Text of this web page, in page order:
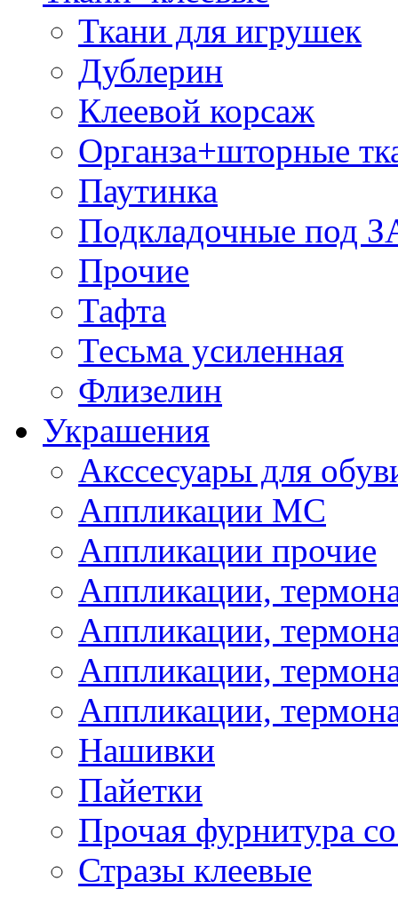
Ткани для игрушек
Дублерин
Клеевой корсаж
Органза+шторные
Паутинка
Подкладочные под
Прочие
Тафта
Тесьма усиленная
Флизелин
Украшения
Акссесуары для
Аппликации МС
Аппликации прочие
Аппликации,
Аппликации,
Аппликации,
Аппликации,
Нашивки
Пайетки
Прочая фурнитура
Стразы клеевые